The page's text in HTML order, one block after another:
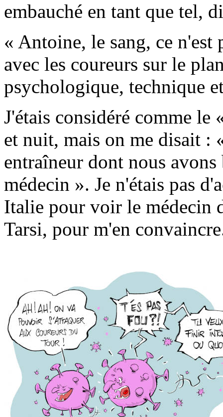
embauché en tant que tel,
« Antoine, le sang, ce
avec les coureurs sur le
psychologique, technique
J'étais considéré comme
et nuit, mais on me disait :
entraîneur dont nous
médecin ». Je n'étais pas
Italie pour voir le médecin
Tarsi, pour m'en